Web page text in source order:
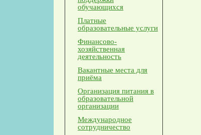
обучающихся
Платные
образовательные услуги
Финансово-
хозяйственная
деятельность
Вакантные места для
приёма
Организация питания в
образовательной
организации
Международное
сотрудничество